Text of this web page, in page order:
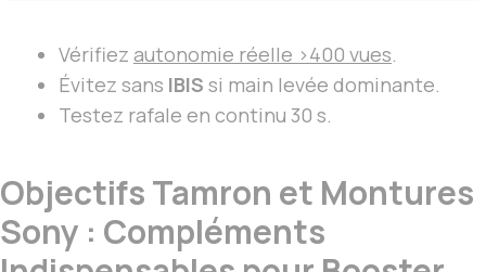
Vérifiez autonomie réelle >400 vues.
Évitez sans IBIS si main levée dominante.
Testez rafale en continu 30 s.
Objectifs Tamron et Montures
Sony : Compléments